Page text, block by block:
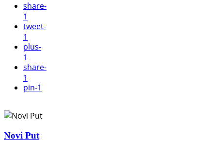
share-
1
tweet-
1
plus-
1
share-
1
pin-1
Novi Put